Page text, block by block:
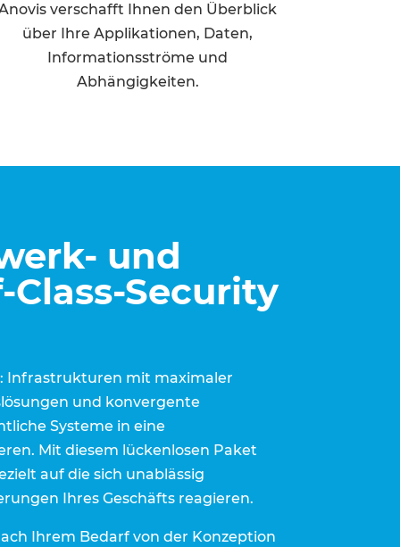
verschafft Ihnen den Überblick
über Ihre Applikationen, Daten,
Informationsströme und
Abhängigkeiten.
und
Security
Infrastrukturen mit maximaler
und konvergente
Systeme in eine
Mit diesem lückenlosen Paket
auf die sich unablässig
Ihres Geschäfts reagieren.
Ihrem Bedarf von der Konzeption